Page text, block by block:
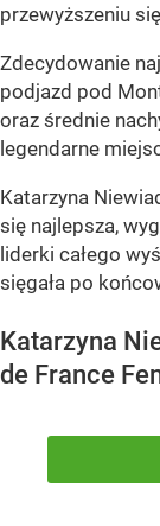
przewyższeniu
Zdecydowanie
podjazd pod
oraz średnie
legendarne
Katarzyna
się najlepsza,
liderki całego
sięgała po
Katarzyna
de France